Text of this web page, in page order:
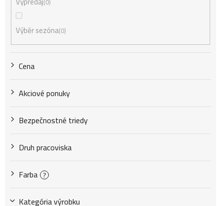
o
d
u
k
Výběr sezóna 0
Cena
Akciové ponuky
Bezpečnostné triedy
Druh pracoviska
Farba ?
Kategória výrobku